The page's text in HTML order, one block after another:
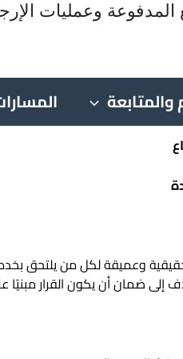
المدفوعة وعمليات
وعميقة لكل من يلتحق
ضمان أن يكون القرار مبنيًا